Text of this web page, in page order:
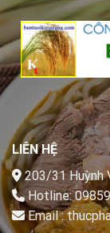
LIÊN HỆ
203/31 Huỳnh
Hotline:
Email :